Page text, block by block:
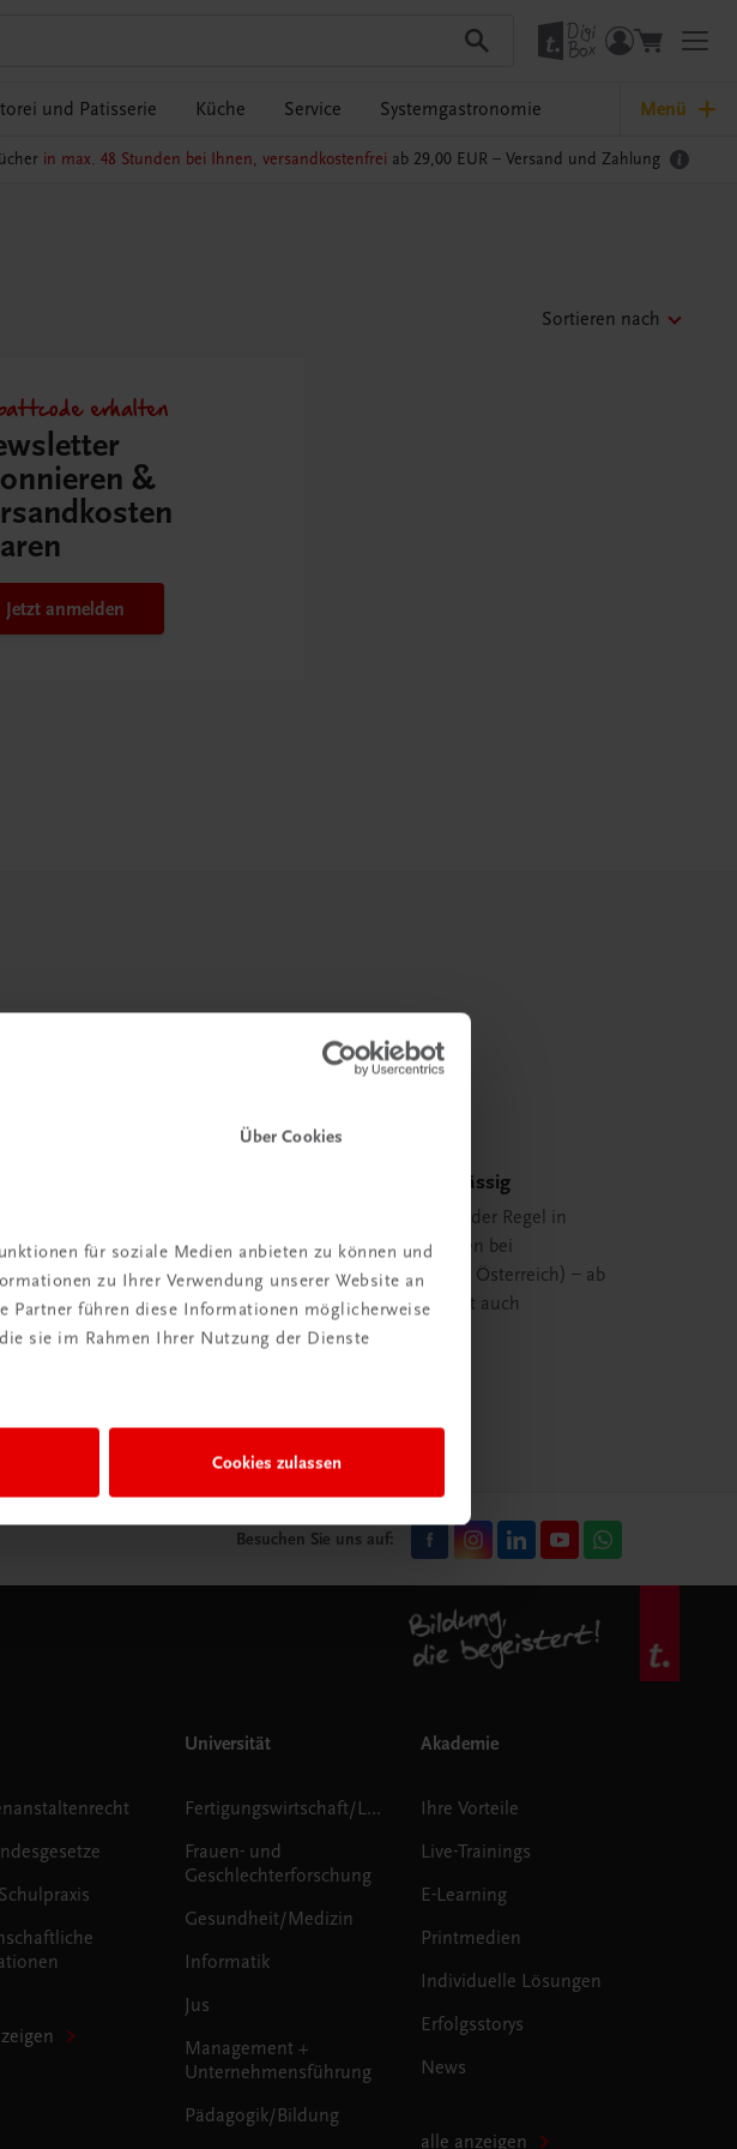
Über Cookies
für soziale Medien anbieten zu können und
zu Ihrer Verwendung unserer Website an
Partner führen diese Informationen möglicherweise
sie im Rahmen Ihrer Nutzung der Dienste
Cookies zulassen
und Patisserie Küche Service Systemgastronomie Menü
in max. 48 Stunden bei Ihnen, versandkostenfrei ab 29,00 EUR – Versand und Zahlung
Sortieren nach
erhalten
&
Jetzt anmelden
Schnell und zuverlässig
Ihre Bestellung ist in der Regel in
spätestens 48 Stunden bei
Ihnen (innerhalb von Österreich) – ab
29,00 EUR Bestellwert auch
versandkostenfrei.
Besuchen Sie uns auf:
Universität
Fertigungswirtschaft/Logistik
Frauen- und
Geschlechterforschung
Gesundheit/Medizin
Informatik
Jus
Management +
Unternehmensführung
Pädagogik/Bildung
Akademie
Ihre Vorteile
Live-Trainings
E-Learning
Printmedien
Individuelle Lösungen
Erfolgsstorys
News
alle anzeigen